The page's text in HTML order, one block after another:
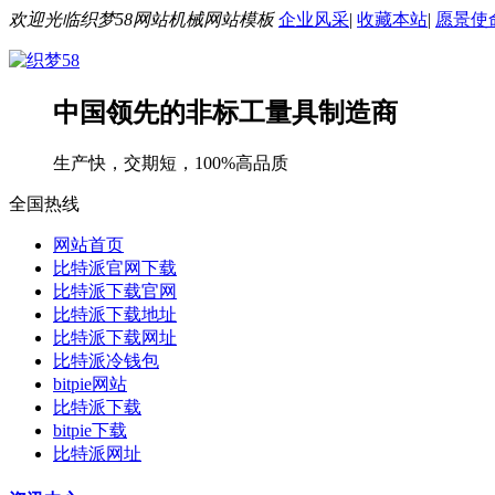
欢迎光临织梦58网站机械网站模板 企业风采| 收藏本站| 愿景使
中国领先的非标工量具制造商
生产快，交期短，100%高品质
全国热线
网站首页
比特派官网下载
比特派下载官网
比特派下载地址
比特派下载网址
比特派冷钱包
bitpie网站
比特派下载
bitpie下载
比特派网址